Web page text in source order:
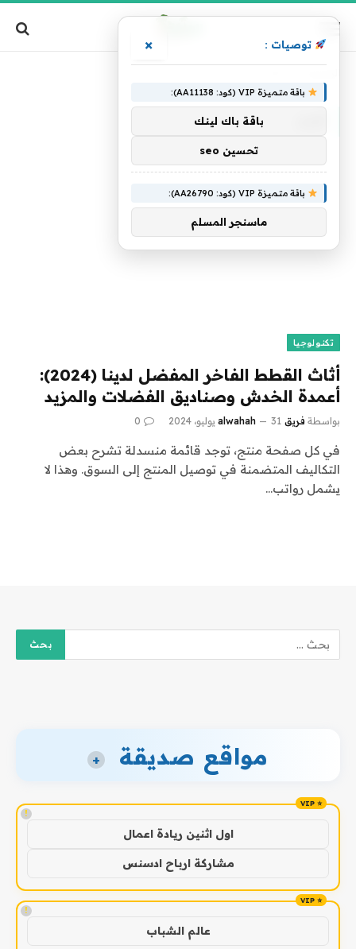
تكنولوجيا
أثاث القطط الفاخر المفضل لدينا (2024):
أعمدة الخدش وصناديق الفضلات والمزيد
بواسطة فريق alwahah 31 يوليو، 2024 0
في كل صفحة منتج، توجد قائمة منسدلة تشرح بعض
التكاليف المتضمنة في توصيل المنتج إلى السوق. وهذا لا
يشمل رواتب…
مواقع صديقة +
!
اول اثنين ريادة اعمال
مشاركة ارباح ادسنس
!
عالم الشباب
توصيات : ×
باقة متميزة VIP (كود: AA11138):
باقة باك لينك
تحسين seo
باقة متميزة VIP (كود: AA26790):
ماسنجر المسلم